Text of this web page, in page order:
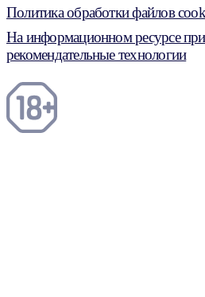
Политика обработки файлов
На информационном ресурсе
рекомендательные технологии